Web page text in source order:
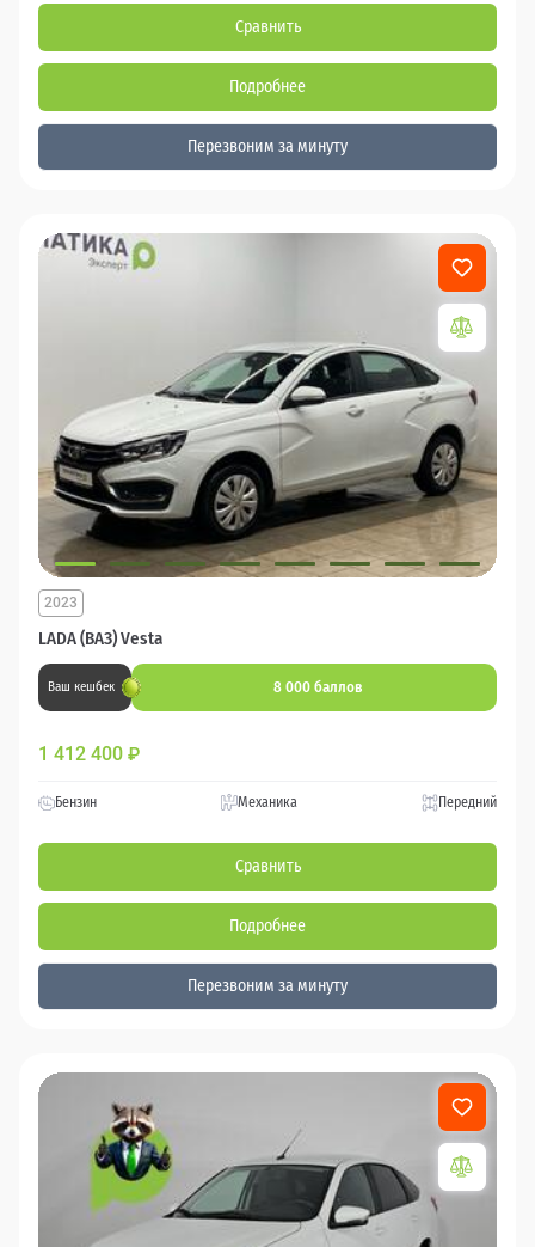
Сравнить
Подробнее
Перезвоним за минуту
LADA (ВАЗ) Vesta
2023
Ваш кешбек 8 000 баллов
1 412 400 ₽
Бензин Механика Передний
Сравнить
Подробнее
Перезвоним за минуту